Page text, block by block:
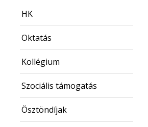
HK
Oktatás
Kollégium
Szociális támogatás
Ösztöndíjak